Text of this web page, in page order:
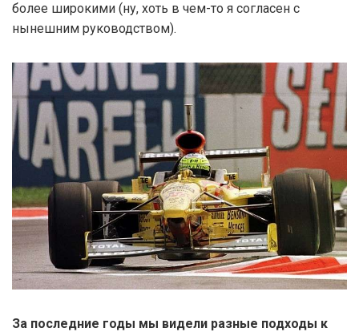
более широкими (ну, хоть в чем-то я согласен с
нынешним руководством).
За последние годы мы видели разные подходы к